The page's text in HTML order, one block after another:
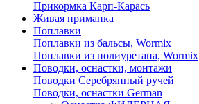
Прикормка Карп-Карась
Живая приманка
Поплавки
Поплавки из бальсы, Wormix
Поплавки из полиуретана, Wormix
Поводки, оснастки, монтажи
Поводки Серебрянный ручей
Поводки, оснастки German